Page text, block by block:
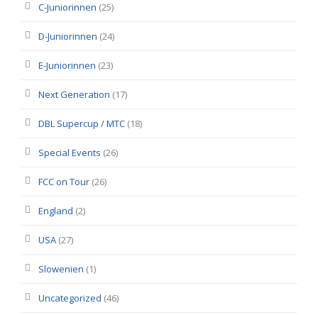
C-Juniorinnen (25)
D-Juniorinnen (24)
E-Juniorinnen (23)
Next Generation (17)
DBL Supercup / MTC (18)
Special Events (26)
FCC on Tour (26)
England (2)
USA (27)
Slowenien (1)
Uncategorized (46)